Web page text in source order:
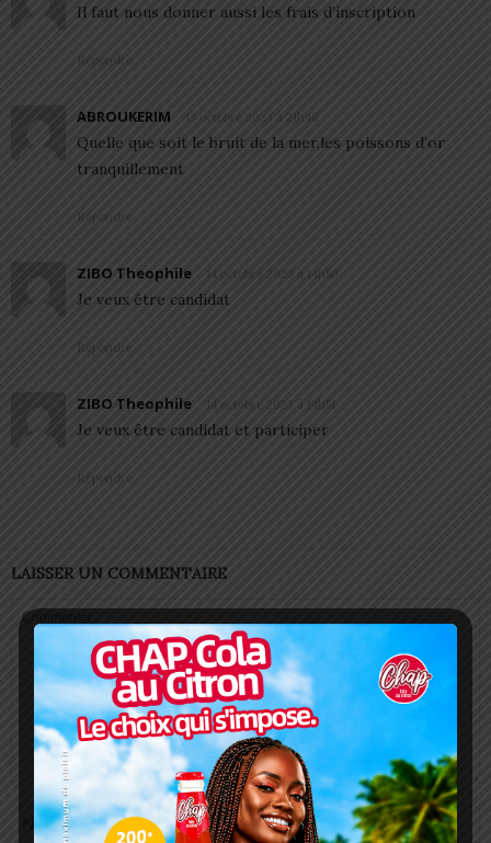
Il faut nous donner aussi les frais d’inscription
Répondre
ABROUKERIM 13 octobre 2023 à 21h48
Quelle que soit le bruit de la mer,les poissons d’or
tranquillement
Répondre
ZIBO Theophile 14 octobre 2023 à 14h50
Je veux être candidat
Répondre
ZIBO Theophile 14 octobre 2023 à 14h51
Je veux être candidat et participer
Répondre
LAISSER UN COMMENTAIRE